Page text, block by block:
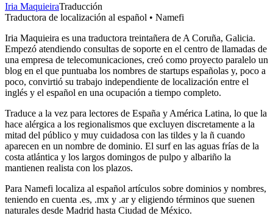
Iria MaquieiraTraducción
Traductora de localización al español • Namefi
Iria Maquieira es una traductora treintañera de A Coruña, Galicia.
Empezó atendiendo consultas de soporte en el centro de llamadas de
una empresa de telecomunicaciones, creó como proyecto paralelo un
blog en el que puntuaba los nombres de startups españolas y, poco a
poco, convirtió su trabajo independiente de localización entre el
inglés y el español en una ocupación a tiempo completo.
Traduce a la vez para lectores de España y América Latina, lo que la
hace alérgica a los regionalismos que excluyen discretamente a la
mitad del público y muy cuidadosa con las tildes y la ñ cuando
aparecen en un nombre de dominio. El surf en las aguas frías de la
costa atlántica y los largos domingos de pulpo y albariño la
mantienen realista con los plazos.
Para Namefi localiza al español artículos sobre dominios y nombres,
teniendo en cuenta .es, .mx y .ar y eligiendo términos que suenen
naturales desde Madrid hasta Ciudad de México.